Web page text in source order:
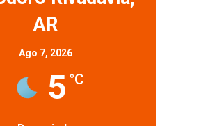
AR
Ago 7, 2026
5 °C